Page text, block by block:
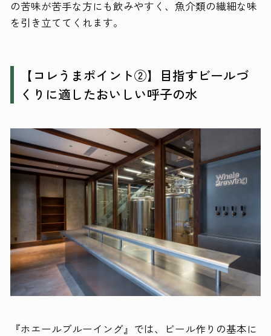
の苦味が苦手な方にも飲みやすく、魚介類の繊細な味
を引き立ててくれます。
【コレうまポイント②】目指すビールづ
くりに適したおいしい呼子の水
『ホエールブルーイング』では、ビール作りの基本に